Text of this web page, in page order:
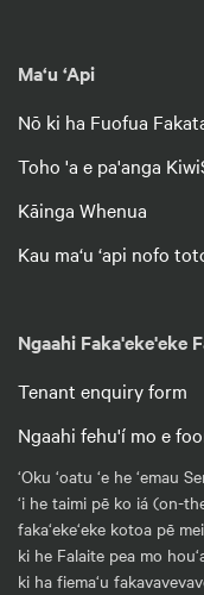
Ma‘u ‘Api
Nō ki ha Fuofua
Toho 'a e pa'anga
Kāinga Whenua
Kau ma‘u ‘api nofo
Ngaahi Faka'eke'eke
Tenant enquiry form
Ngaahi fehu'í mo e
‘Oku ‘oatu ‘e he ‘emau
‘i he taimi pē ko iá (on-
faka‘eke‘eke kotoa pē
ki he Falaite pea mo
ki ha fiema‘u